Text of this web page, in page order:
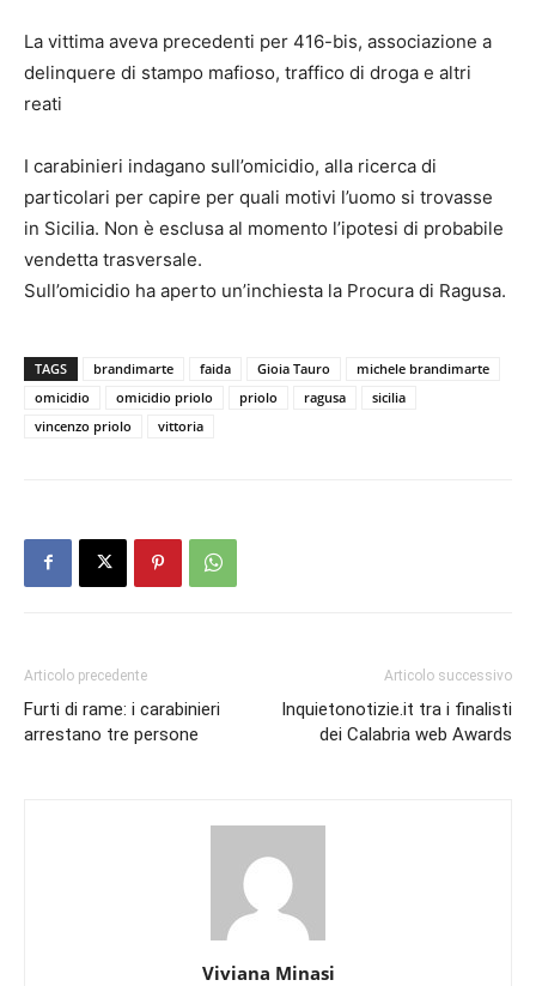
La vittima aveva precedenti per 416-bis, associazione a
delinquere di stampo mafioso, traffico di droga e altri
reati
I carabinieri indagano sull’omicidio, alla ricerca di
particolari per capire per quali motivi l’uomo si trovasse
in Sicilia. Non è esclusa al momento l’ipotesi di probabile
vendetta trasversale.
Sull’omicidio ha aperto un’inchiesta la Procura di Ragusa.
TAGS brandimarte faida Gioia Tauro
michele brandimarte
omicidio
omicidio priolo priolo ragusa
sicilia
vincenzo priolo
vittoria
Articolo precedente
Furti di rame: i carabinieri
arrestano tre persone
Articolo successivo
Inquietonotizie.it tra i finalisti
dei Calabria web Awards
Viviana Minasi